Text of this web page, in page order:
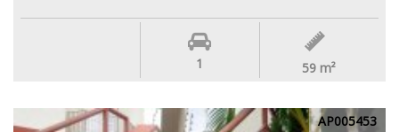
1 59 m²
AP005453